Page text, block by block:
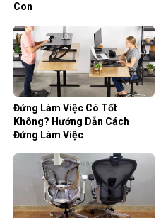
Con
Đứng Làm Việc Có Tốt
Không? Hướng Dẫn Cách
Đứng Làm Việc